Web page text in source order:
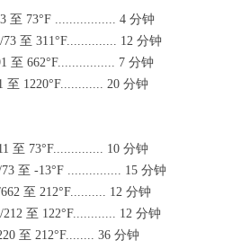
至 73°F ................. 4 分钟
73 至 311°F.............. 12 分钟
至 662°F................ 7 分钟
至 1220°F............ 20 分钟
至 73°F.............. 10 分钟
73 至 -13°F ............... 15 分钟
至 212°F.......... 12 分钟
212 至 122°F............ 12 分钟
至 212°F........ 36 分钟